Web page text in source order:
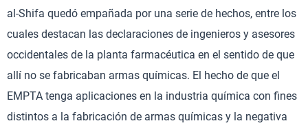
al-Shifa quedó empañada por una serie de hechos, entre los
cuales destacan las declaraciones de ingenieros y asesores
occidentales de la planta farmacéutica en el sentido de que
allí no se fabricaban armas químicas. El hecho de que el
EMPTA tenga aplicaciones en la industria química con fines
distintos a la fabricación de armas químicas y la negativa